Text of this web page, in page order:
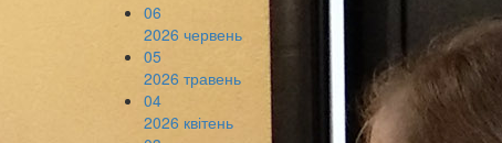
06
2026 червень
05
2026 травень
04
2026 квітень